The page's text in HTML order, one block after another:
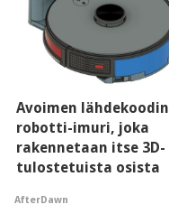
Avoimen lähdekoodin
robotti-imuri, joka
rakennetaan itse 3D-
tulostetuista osista
AfterDawn